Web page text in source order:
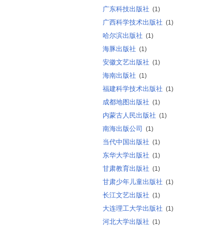
广东科技出版社 (1)
广西科学技术出版社 (1)
哈尔滨出版社 (1)
海豚出版社 (1)
安徽文艺出版社 (1)
海南出版社 (1)
福建科学技术出版社 (1)
成都地图出版社 (1)
内蒙古人民出版社 (1)
南海出版公司 (1)
当代中国出版社 (1)
东华大学出版社 (1)
甘肃教育出版社 (1)
甘肃少年儿童出版社 (1)
长江文艺出版社 (1)
大连理工大学出版社 (1)
河北大学出版社 (1)